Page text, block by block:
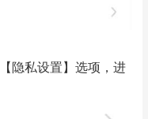
隐私设置】选项，进